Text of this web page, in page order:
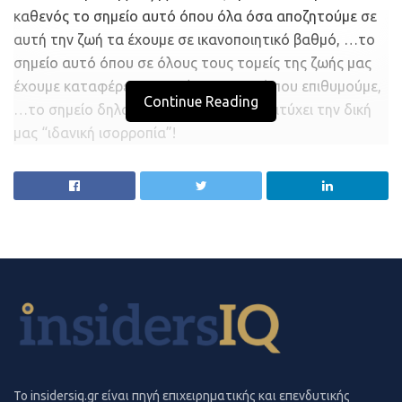
καθενός το σημείο αυτό όπου όλα όσα αποζητούμε σε
αυτή την ζωή τα έχουμε σε ικανοποιητικό βαθμό, …το
σημείο αυτό όπου σε όλους τους τομείς της ζωής μας
έχουμε καταφέρει να επιτύχουμε αυτά που επιθυμούμε,
…το σημείο δηλαδή όπου θα έχουμε επιτύχει την δική
μας “ιδανική ισορροπία”!
Να θυμάστε πως η ισορροπία δεν είναι προορισμός,
αλλά μία συνεχιζόμενη διαδικασία! Έρχεται & φεύγει
“ισορροπείν”!
περιγράψουμε με αντικειμενικά κριτήρια ούτε με κάποια
μέτρα & σταθμά.
Continue Reading
To insidersiq.gr είναι πηγή επιχειρηματικής και επενδυτικής